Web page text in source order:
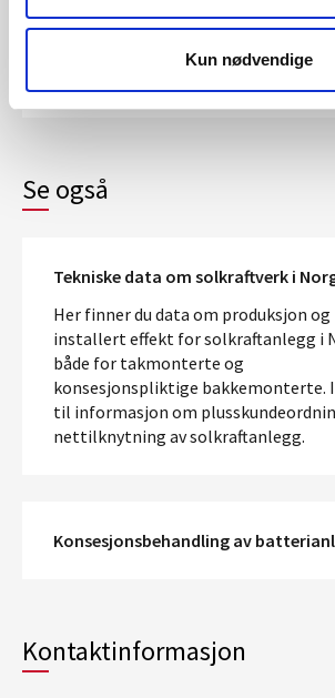
Kun nødvendige
Solkraftanlegg i kart
Oversikt over konsesjonsgitte og
Se også
Tekniske data om solkraftverk i
Her finner du data om produksjon og
installert effekt for solkraftanlegg i
både for takmonterte og
konsesjonspliktige bakkemonterte.
til informasjon om
nettilknytning av solkraftanlegg.
Konsesjonsbehandling av
Kontaktinformasjon